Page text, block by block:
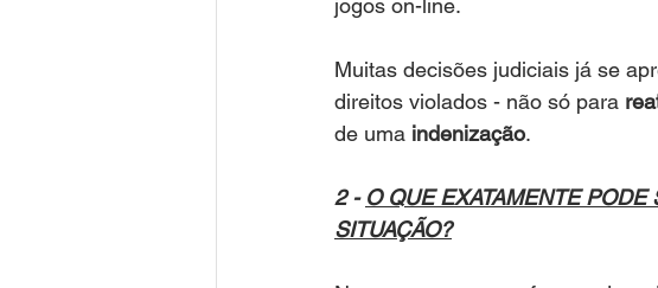
jogos on-line.
Muitas decisões judiciais já se
direitos violados - não só para
de uma indenização.
2 - O QUE EXATAMENTE
SITUAÇÃO?